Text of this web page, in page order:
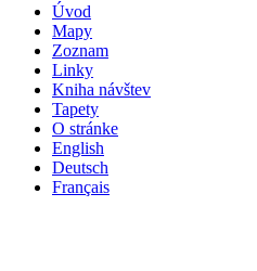
Úvod
Mapy
Zoznam
Linky
Kniha návštev
Tapety
O stránke
English
Deutsch
Français